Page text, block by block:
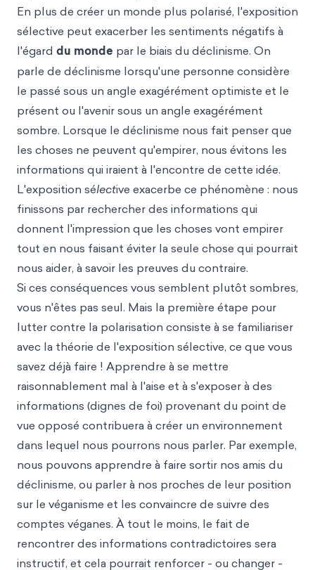
En plus de créer un monde plus polarisé, l'exposition
sélective peut exacerber les sentiments négatifs à
l'égard du monde par le biais du déclinisme. On
parle de déclinisme lorsqu'une personne considère
le passé sous un angle exagérément optimiste et le
présent ou l'avenir sous un angle exagérément
sombre. Lorsque le déclinisme nous fait penser que
les choses ne peuvent qu'empirer, nous évitons les
informations qui iraient à l'encontre de cette idée.
L'exposition sélective exacerbe ce phénomène : nous
finissons par rechercher des informations qui
donnent l'impression que les choses vont empirer
tout en nous faisant éviter la seule chose qui pourrait
nous aider, à savoir les preuves du contraire.
Si ces conséquences vous semblent plutôt sombres,
vous n'êtes pas seul. Mais la première étape pour
lutter contre la polarisation consiste à se familiariser
avec la théorie de l'exposition sélective, ce que vous
savez déjà faire ! Apprendre à se mettre
raisonnablement mal à l'aise et à s'exposer à des
informations (dignes de foi) provenant du point de
vue opposé contribuera à créer un environnement
dans lequel nous pourrons nous parler. Par exemple,
nous pouvons apprendre à faire sortir nos amis du
déclinisme, ou parler à nos proches de leur position
sur le véganisme et les convaincre de suivre des
comptes véganes. À tout le moins, le fait de
rencontrer des informations contradictoires sera
instructif, et cela pourrait renforcer - ou changer -